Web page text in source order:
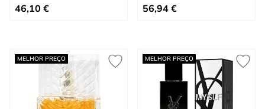
Tão baixo quanto
46,10 €
Tão baixo quanto
56,94 €
MELHOR PREÇO MELHOR PREÇO